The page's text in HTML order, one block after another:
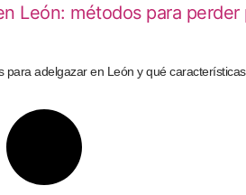
León: métodos para
para adelgazar en León y qué